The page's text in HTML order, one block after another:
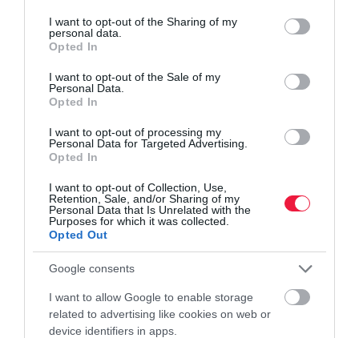
not limited to your visit or usage behaviour. You may click to
grant or deny consent to Google and its third-party tags to
use your data for below specified purposes in below Google
consent section.
I want to opt-out of the Sharing of my
personal data.
Opted In
I want to opt-out of the Sale of my
Personal Data.
Opted In
I want to opt-out of processing my
Personal Data for Targeted Advertising.
Opted In
I want to opt-out of Collection, Use,
Retention, Sale, and/or Sharing of my
Personal Data that Is Unrelated with the
Purposes for which it was collected.
Opted Out
Google consents
I want to allow Google to enable storage
related to advertising like cookies on web or
device identifiers in apps.
INNOVÁCIÓ
Ezeket a gyógynövényeket szerezheted be
áprilisban frissen
Elkezdődött a gyógynövényszezon Magyarországon. Sorolunk
napokban, valamint segíthetnek egyes egészségügyi problémák
enyhítésében.